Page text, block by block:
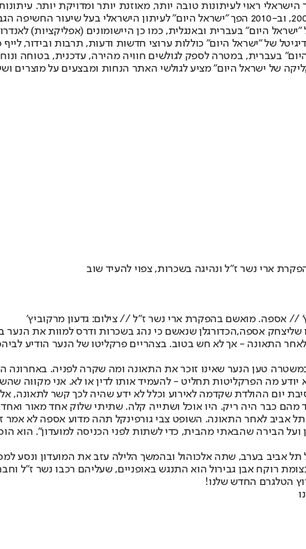
ראוי לעיתונות טובה יותר, מאוזנת יותר ומדויקת יותר.
תשלום. המהדורה המודפסת הראשונה פורסמה ב-30 ביולי 2007, וב-2010 הפך "ישראל
של "ישראל היום" כוללות ערוצי חדשות ודעות, תרבות ובידור,
היום" בעברית, במטרה לספק לגולשים חוויה מהירה, עדכנית,
של ישראל היום" מציע לגולשי האתר הנחות ומבצעים על מוצרים
ארי נשר ז"ל ונהיגה בשכרות, צפוי להעיד שוב
// אספה. מואשם בהפקרת ארי נשר ז"ל // צילום: גדעון מרקוביץ'
שליצחק אספה,
יודע מה הפרקליטות תחליט - להעמיד אותו לדין או לא. אני מקווה
יום ההולדת שקדמה לאירוע וכלל לא ידע שהיה לכך קשר
כבר היה ריק. היו אוכל ושתייה קלה. שתיתי שלוק אחד מאור
אביב לאחר התאונה. השופט צבי גורפינקל תהה מדוע אספה לא
הבירה שהבאתי מהבית, כדי לשתות לפני הכניסה למועדון". הוא
אביב בערב, שתה אלכוהול ובהמשך הלילה עזב את המועדון ונסע
הטלגרם החדש שלנו!